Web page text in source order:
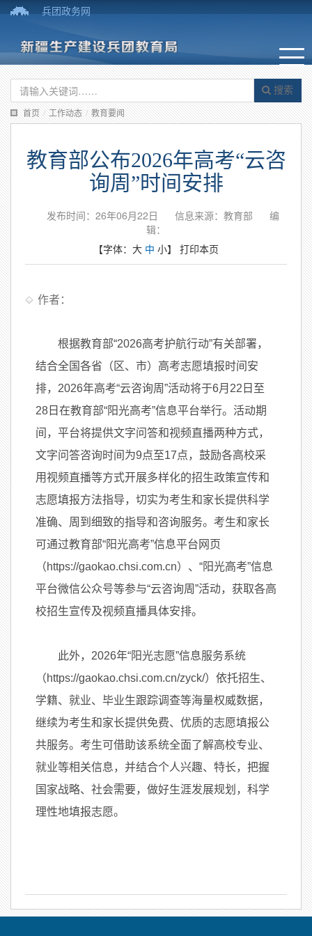
兵团政务网
搜索
首页 / 工作动态 / 教育要闻
教育部公布2026年高考“云咨
询周”时间安排
发布时间：26年06月22日 信息来源：教育部
编
辑：
【字体： 大 中 小】 打印本页
作者：
根据教育部“2026高考护航行动”有关部署，
结合全国各省（区、市）高考志愿填报时间安
排，2026年高考“云咨询周”活动将于6月22日至
28日在教育部“阳光高考”信息平台举行。活动期
间，平台将提供文字问答和视频直播两种方式，
文字问答咨询时间为9点至17点，鼓励各高校采
用视频直播等方式开展多样化的招生政策宣传和
志愿填报方法指导，切实为考生和家长提供科学
准确、周到细致的指导和咨询服务。考生和家长
可通过教育部“阳光高考”信息平台网页
（https://gaokao.chsi.com.cn）、“阳光高考”信息
平台微信公众号等参与“云咨询周”活动，获取各高
校招生宣传及视频直播具体安排。
此外，2026年“阳光志愿”信息服务系统
（https://gaokao.chsi.com.cn/zyck/）依托招生、
学籍、就业、毕业生跟踪调查等海量权威数据，
继续为考生和家长提供免费、优质的志愿填报公
共服务。考生可借助该系统全面了解高校专业、
就业等相关信息，并结合个人兴趣、特长，把握
国家战略、社会需要，做好生涯发展规划，科学
理性地填报志愿。